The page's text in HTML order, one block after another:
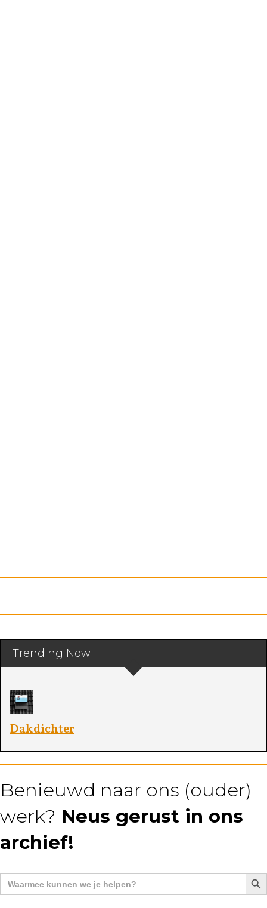
Trending Now
Dakdichter
Benieuwd naar ons (ouder)
werk? Neus gerust in ons
archief!
Zoek
naar: